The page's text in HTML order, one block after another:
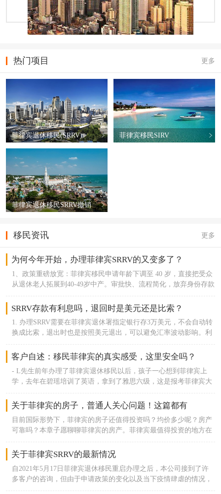
热门项目 更多
菲律宾退休移民(SRRV) 菲律宾移民SIRV
菲律宾退休移民SRRV撤销
移民资讯 更多
为何今年开始，办理菲律宾SRRV的又变多了？
1、政策重磅放宽：菲律宾移民申请年龄下调至 40 岁，直接把受众
从退休老人拓展到40-49岁中产。审批快、流程简化，放弃身份存款
全额取回，年费维护成本极低，无移民监。2、东南亚项目集体收
紧分流：泰国养老签、大马 MM2H 门槛持续抬高，续签繁琐；
SRRV 成为低成本、低约束备用居留最优选择。3、中产华侨生刚需
首选：一人办理，配偶 + 21 岁以下未婚子女随行；满足居住要求可
走华侨生联考，低分冲刺国内本科名校。
SRRV存款有利息吗，退回时是美元还是比索？
1. 办理SRRV需要在菲律宾退休署指定银行存3万美元，不会自动转
换成比索，退出时也是按照美元退出，可以避免汇率波动影响。利
息有一点点，但是很少很少，可以忽略不计。2. 在SRRV身份存续
期间，3万美元不能退回，是和身份绑定的3. 如果不需要SRRV身份
了，可以按照流程退回3万美元，无需本人登陆，可以远程代办4.
菲律宾退休移民撤销流程耗时4-6个月，款项退回主申请人指定账户
客户自述：移民菲律宾的真实感受，这里安全吗？
- L先生前年办理了菲律宾退休移民以后，孩子一心想到菲律宾上
学，去年在碧瑶培训了英语，拿到了雅思六级，这是报考菲律宾大
学的先决条件。今年我们到菲律宾六次，先考四大之一，医学最好
的圣托马斯大学，英语差了几分。同时考医学次好的圣路易斯大
学，经过文化考试，英语考试，心理测试，性格测试，面试，注册
等，直到成功。如果没有办理srrv，只凭旅游签证的话，不可能多
次次出入菲律宾。同时，办理srrv之后，不用办理学签，不用交纳
ssp，毕业后也不会被迫回国。菲律宾圣路易斯大学主校区在碧瑶
市，这里气候宜人，是林间小城，避暑山区，有一半的人是学生，
治安非常好。孩子是考进去的，学费与当地人一样，大学宿舍和食
堂也都非常不错。孩子是是班里唯一的外国人，由于有srrv的身
份，可以不交学签费和ssp，但每年交费人民币2000元的外国人管理
关于菲律宾的房子，普通人关心问题！这篇都有
目前国际形势下，菲律宾的房子还值得投资吗？均价多少呢？房产
可靠吗？本章子愿聊聊菲律宾的房产。菲律宾最值得投资的地方在
哪？均价大概多少？菲律宾房产最值得投资的地区还是马尼拉。其
金融中心Makati、新城区外国人聚居的地方BGC，以及几个发达的
片区如MOA Complex、Ortigas这些地方均价已经达到2万以上。在
黄金地段有很多30平米的小公寓，一套大概60万RMB左右。高端公
寓的价格则更高，3万甚至4万的都有，如果楼盘是在马尼拉最好的
位置，均价可达4万以上，并且房源也会极抢手。菲律宾房产的户
关于菲律宾SRRV的最新情况
自2021年5月17日菲律宾退休移民重启办理之后，本公司接到了许
多客户的咨询，但由于申请政策的变化以及当下疫情肆虐的情况，
申请之路也遇到许多坎坷。在此状况下，子愿移民将会在这篇文章